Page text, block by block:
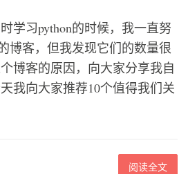
学习python的时候，我一直努
博客，但我发现它们的数量很
博客的原因，向大家分享我自
我向大家推荐10个值得我们关
阅读全文